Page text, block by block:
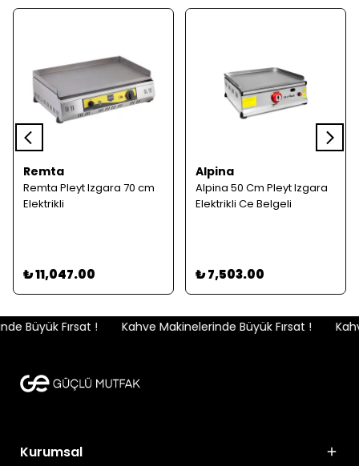
Remta
Remta Pleyt Izgara 70 cm
Elektrikli
₺ 11,047.00
Alpina
Alpina 50 Cm Pleyt Izgara
Elektrikli Ce Belgeli
₺ 7,503.00
Büyük Fırsat ! Kahve Makinelerinde Büyük Fırsat !
Kurumsal